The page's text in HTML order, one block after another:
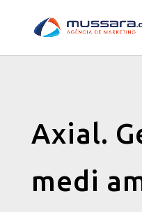
Axial.
medi